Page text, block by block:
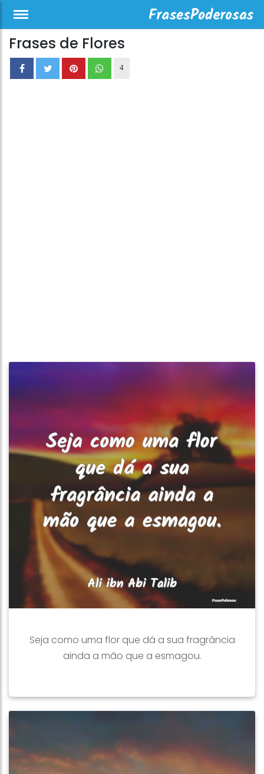
Frases de Flores
4
Seja como uma flor que dá a sua fragrância
ainda a mão que a esmagou.